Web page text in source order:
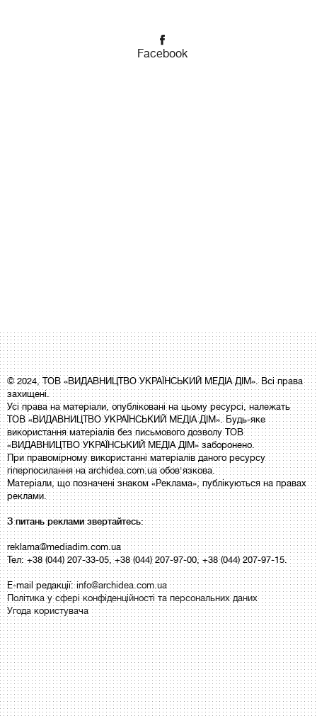
Facebook
© 2024, ТОВ «ВИДАВНИЦТВО УКРАЇНСЬКИЙ МЕДІА ДІМ». Всі права
захищені.
Усі права на матеріали, опубліковані на цьому ресурсі, належать
ТОВ «ВИДАВНИЦТВО УКРАЇНСЬКИЙ МЕДІА ДІМ». Будь-яке
використання матеріалів без письмового дозволу ТОВ
«ВИДАВНИЦТВО УКРАЇНСЬКИЙ МЕДІА ДІМ» заборонено.
При правомірному використанні матеріалів даного ресурсу
гіперпосилання на archidea.com.ua обов'язкова.
Матеріали, що позначені знаком «Реклама», публікуються на правах
реклами.
З питань реклами звертайтесь:
reklama@mediadim.com.ua
Тел: +38 (044) 207-33-05, +38 (044) 207-97-00, +38 (044) 207-97-15.
E-mail редакції:info@archidea.com.ua
Політика у сфері конфіденційності та персональних даних
Угода користувача